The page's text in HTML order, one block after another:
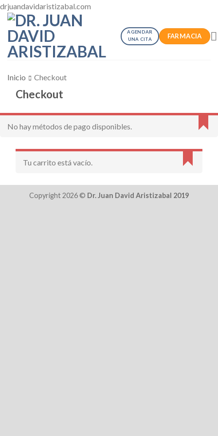
drjuandavidaristizabal.com
AGENDAR
UNA CITA
FARMACIA
Inicio Checkout
Checkout
No hay métodos de pago disponibles.
Tu carrito está vacío.
Copyright 2026 © Dr. Juan David Aristizabal 2019